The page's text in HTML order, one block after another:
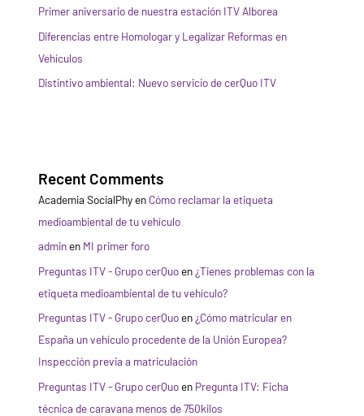
Primer aniversario de nuestra estación ITV Alborea
Diferencias entre Homologar y Legalizar Reformas en
Vehículos
Distintivo ambiental: Nuevo servicio de cerQuo ITV
Recent Comments
Academia SocialPhyen Cómo reclamar la etiqueta
medioambiental de tu vehículo
adminen MI primer foro
Preguntas ITV - Grupo cerQuoen ¿Tienes problemas con la
etiqueta medioambiental de tu vehículo?
Preguntas ITV - Grupo cerQuoen ¿Cómo matricular en
España un vehículo procedente de la Unión Europea?
Inspección previa a matriculación
Preguntas ITV - Grupo cerQuoen Pregunta ITV: Ficha
técnica de caravana menos de 750kilos